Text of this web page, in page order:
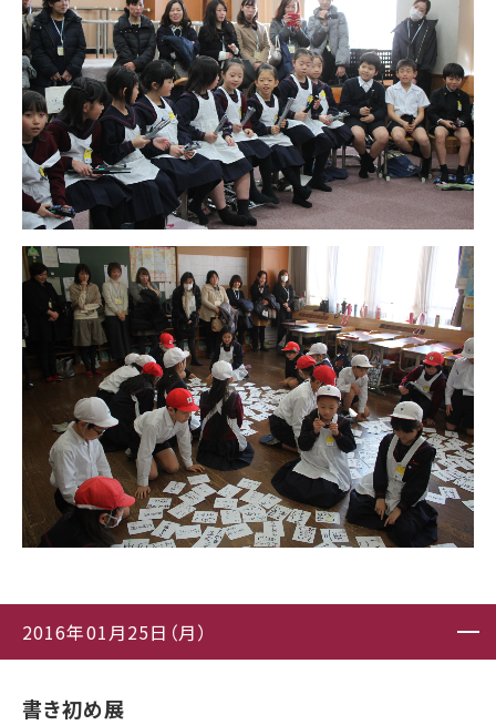
2016年01月25日（月）
書き初め展